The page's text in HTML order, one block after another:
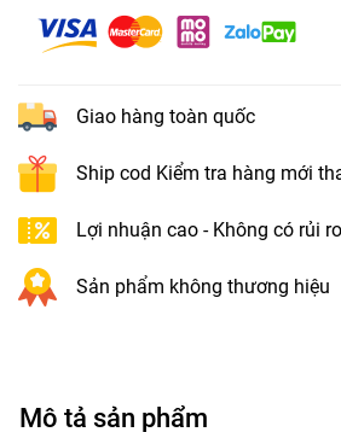
Giao hàng toàn quốc
Ship cod Kiểm tra hàng mới
Lợi nhuận cao - Không có rủi
Sản phẩm không thương hiệu
Mô tả sản phẩm